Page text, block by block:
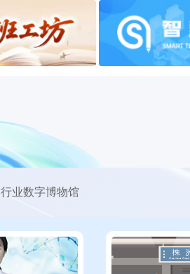
行业数字博物馆